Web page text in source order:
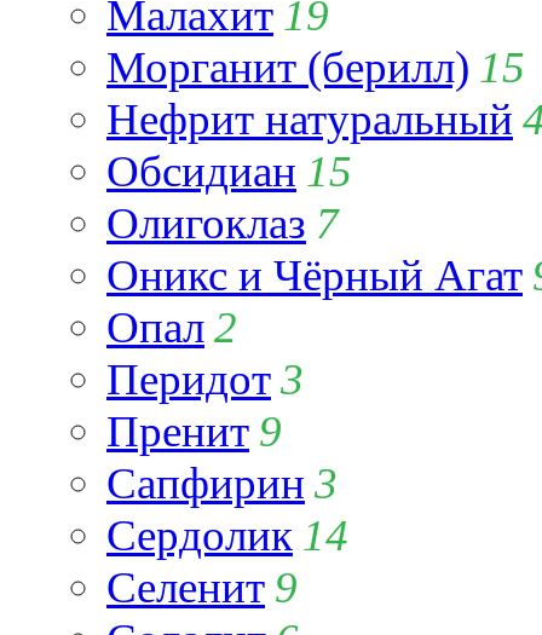
Малахит 19
Морганит (берилл) 15
Нефрит натуральный
Обсидиан 15
Олигоклаз 7
Оникс и Чёрный Агат
Опал2
Перидот3
Пренит 9
Сапфирин 3
Сердолик 14
Селенит 9